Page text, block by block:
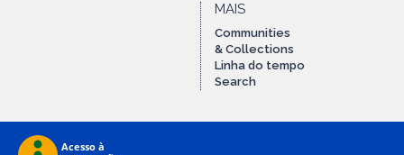
MAIS
Communities
& Collections
Linha do tempo
Search